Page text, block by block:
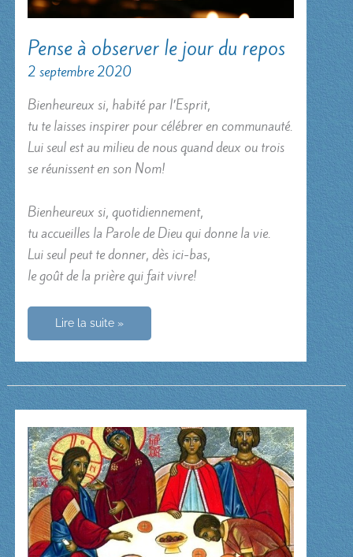
Pense à observer le jour du repos
2 septembre 2020
Bienheureux si, habité par l’Esprit,
tu te laisses inspirer pour célébrer en communauté.
Lui seul est au milieu de nous quand deux ou trois
se réunissent en son Nom!
Bienheureux si, quotidiennement,
tu accueilles la Parole de Dieu qui donne la vie.
Lui seul peut te donner, dès ici-bas,
le goût de la prière qui fait vivre!
Pense
observer
jour
du
repos
Lire la suite »